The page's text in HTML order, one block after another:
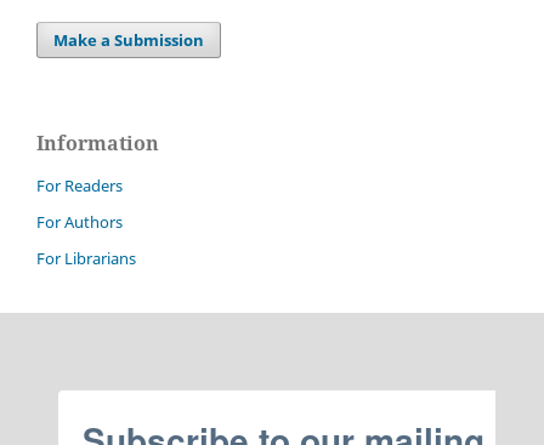
Make a Submission
Information
For Readers
For Authors
For Librarians